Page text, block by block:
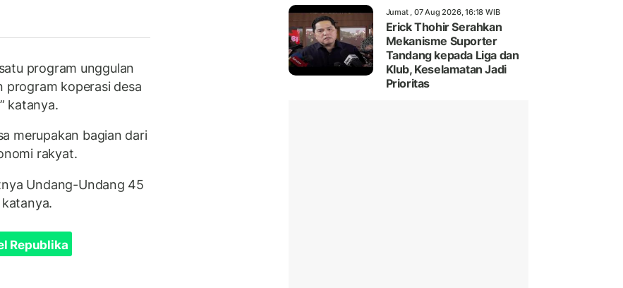
program unggulan
program koperasi desa
katanya.
merupakan bagian dari
rakyat.
Undang-Undang 45
Republika
Jumat , 07 Aug 2026, 16:18 WIB
Erick Thohir Serahkan
Mekanisme Suporter
Tandang kepada Liga dan
Klub, Keselamatan Jadi
Prioritas